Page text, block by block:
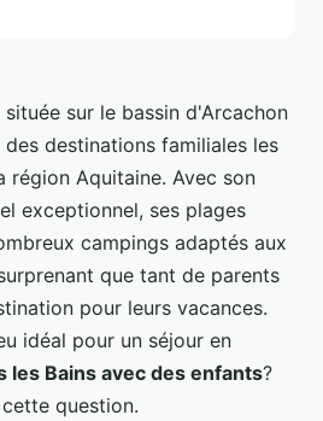
située sur le bassin d'Arcachon
destinations familiales les
région Aquitaine. Avec son
exceptionnel, ses plages
campings adaptés aux
que tant de parents
pour leurs vacances.
idéal pour un séjour en
les Bains avec des enfants?
question.